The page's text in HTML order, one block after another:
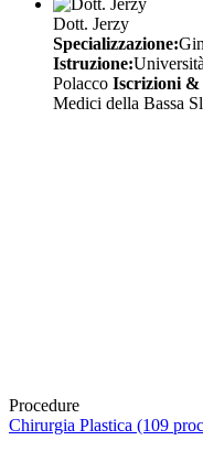
Dott. Jerzy
Specializzazione:
Istruzione:
Polacco Iscrizioni &
Medici della Bassa
Procedure
Chirurgia Plastica (109